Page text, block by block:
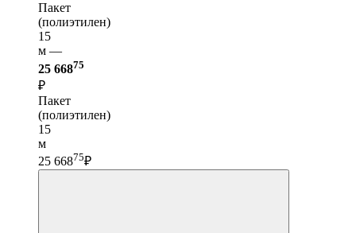
Пакет
(полиэтилен)
15
м —
25 66875
₽
Пакет
(полиэтилен)
15
м
25 66875₽